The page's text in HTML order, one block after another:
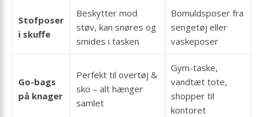
Stofposer
i skuffe
Beskytter mod
støv, kan snøres og
smides i tasken
Bomuldsposer fra
sengetøj eller
vaskeposer
Go-bags
på knager
Perfekt til overtøj &
sko – alt hænger
samlet
Gym-taske,
vandtæt tote,
shopper til
kontoret